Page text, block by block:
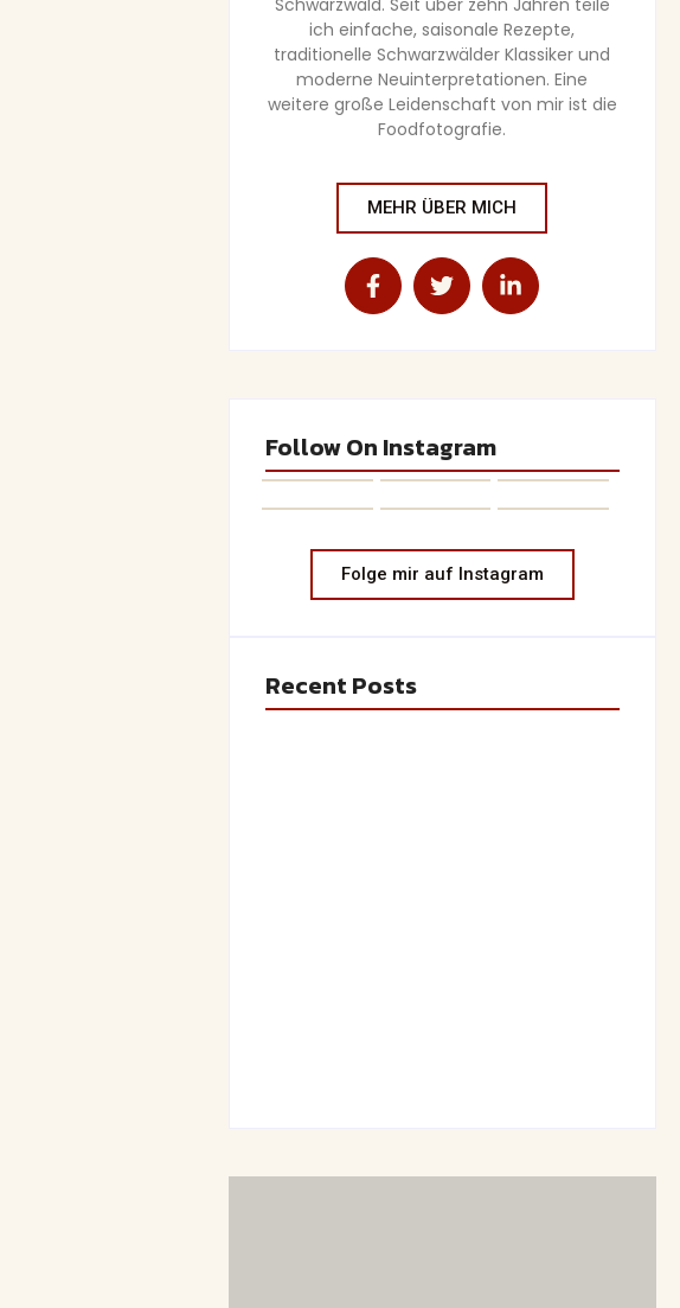
ich einfache, saisonale Rezepte,
traditionelle Schwarzwälder Klassiker und
moderne Neuinterpretationen. Eine
weitere große Leidenschaft von mir ist die
Foodfotografie.
MEHR ÜBER MICH
Follow On Instagram
Folge mir auf Instagram
Recent Posts